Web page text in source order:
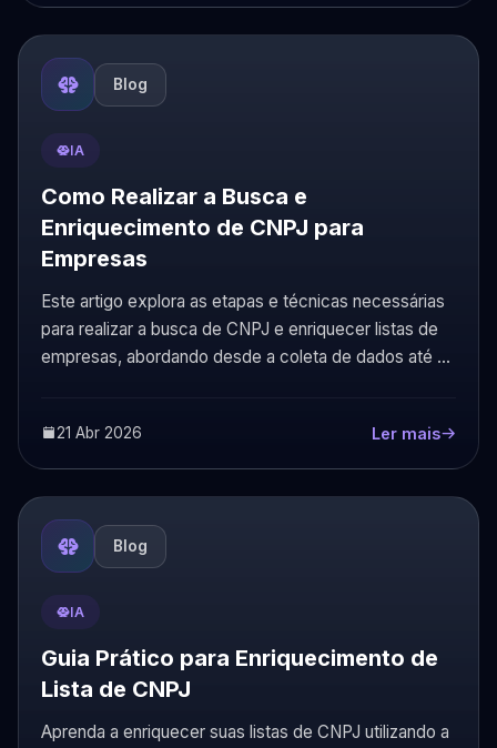
Blog
IA
Como Realizar a Busca e
Enriquecimento de CNPJ para
Empresas
Este artigo explora as etapas e técnicas necessárias
para realizar a busca de CNPJ e enriquecer listas de
empresas, abordando desde a coleta de dados até a
21 Abr 2026 Ler mais
Blog
IA
Guia Prático para Enriquecimento de
Lista de CNPJ
Aprenda a enriquecer suas listas de CNPJ utilizando a